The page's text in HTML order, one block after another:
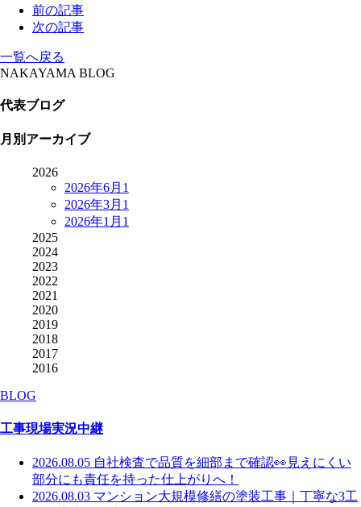
前の記事
次の記事
一覧へ戻る
NAKAYAMA BLOG
代表ブログ
月別アーカイブ
2026
2026年6月 1
2026年3月 1
2026年1月 1
2025
2024
2023
2022
2021
2020
2019
2018
2017
2016
BLOG
工事現場実況中継
2026.08.05 自社検査で品質を細部まで確認👀見えにくい
部分にも責任を持った仕上がりへ！
2026.08.03 マンション大規模修繕の塗装工事｜丁寧な3工